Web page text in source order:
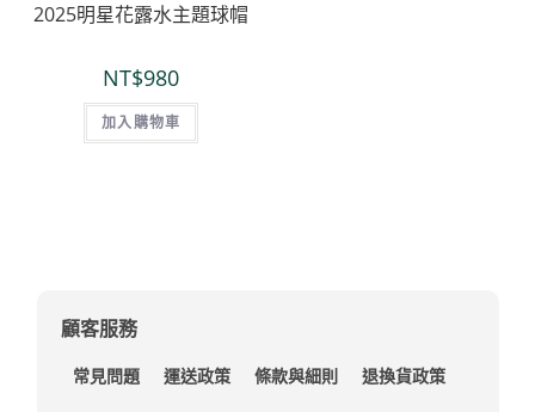
2025明星花露水主題球帽
NT$980
加入購物車
顧客服務
常見問題 運送政策 條款與細則 退換貨政策